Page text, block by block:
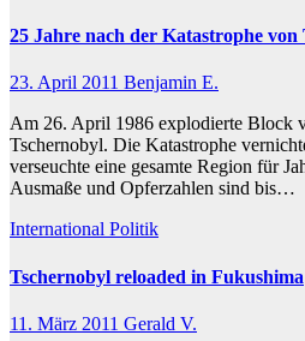
25 Jahre nach der Katastrophe von
23. April 2011 Benjamin E.
Am 26. April 1986 explodierte Block
Tschernobyl. Die Katastrophe
verseuchte eine gesamte Region für
Ausmaße und Opferzahlen sind bis…
International Politik
Tschernobyl reloaded in Fukushima
11. März 2011 Gerald V.